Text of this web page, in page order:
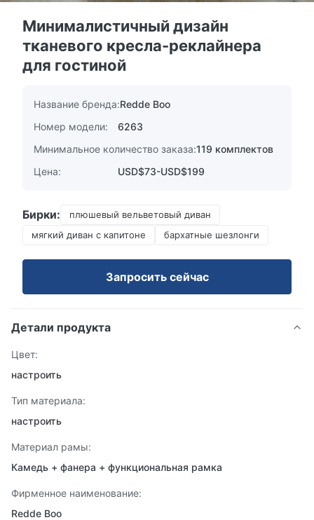
Минималистичный дизайн
тканевого кресла-реклайнера
для гостиной
Название бренда:Redde Boo
Номер модели:
6263
Минимальное количество заказа:119 комплектов
Цена:
USD$73-USD$199
Бирки:
плюшевый вельветовый диван
мягкий диван с капитоне
бархатные шезлонги
Запросить сейчас
Детали продукта
Цвет:
настроить
Тип материала:
настроить
Материал рамы:
Камедь + фанера + функциональная рамка
Фирменное наименование:
Redde Boo